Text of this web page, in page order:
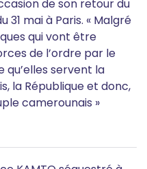
de son retour du
31 mai à Paris. « Malgré
qui vont être
de l’ordre par le
qu’elles servent la
la République et donc,
camerounais »